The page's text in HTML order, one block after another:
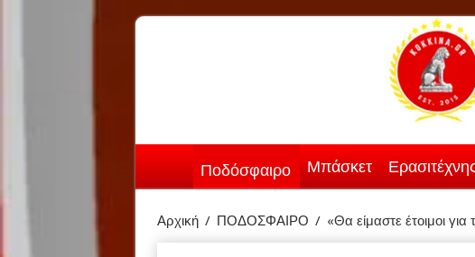
Ποδόσφαιρο Μπάσκετ
Αρχική / ΠΟΔΟΣΦΑΙΡΟ / «Θα είμαστε έτοιμοι